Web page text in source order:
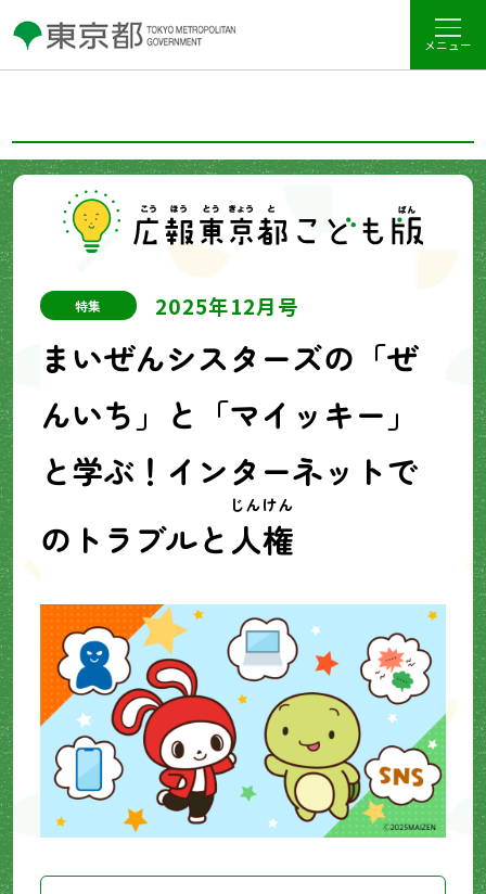
メニュー
特集 2025年12月号
まいぜんシスターズの「ぜ
んいち」と「マイッキー」
と学ぶ！インターネットで
のトラブルと人権
じんけん